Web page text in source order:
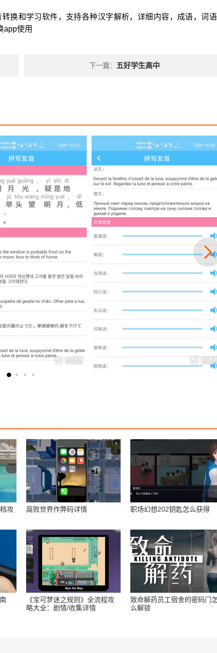
换和学习软件，支持各种汉字解析，详细内容，成语，词
app使用
下一篇： 五好学生高中
攻 腐败世界作弊码详情 职场幻想202钥匙怎么获得
《宝可梦迷之规则》全流程攻
略大全：剧情/收集详情
致命解药员工宿舍的密码门
么解锁